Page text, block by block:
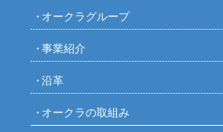
オークラグループ
事業紹介
沿革
オークラの取組み